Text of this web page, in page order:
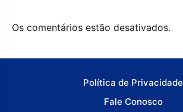
Os comentários estão desativados.
Política de Privacidade
Fale Conosco